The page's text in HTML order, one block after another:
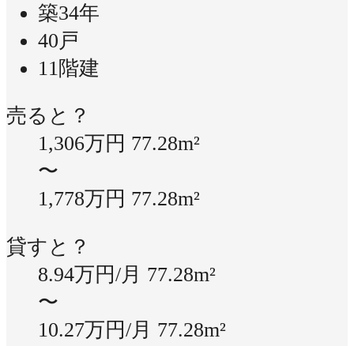
築34年
40戸
11階建
売ると？
1,306万円 77.28m²
〜
1,778万円 77.28m²
貸すと？
8.94万円/月 77.28m²
〜
10.27万円/月 77.28m²